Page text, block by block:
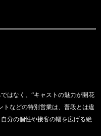
はなく、“キャストの魅力が開花
トなどの特別営業は、普段とは違
分の個性や接客の幅を広げる絶